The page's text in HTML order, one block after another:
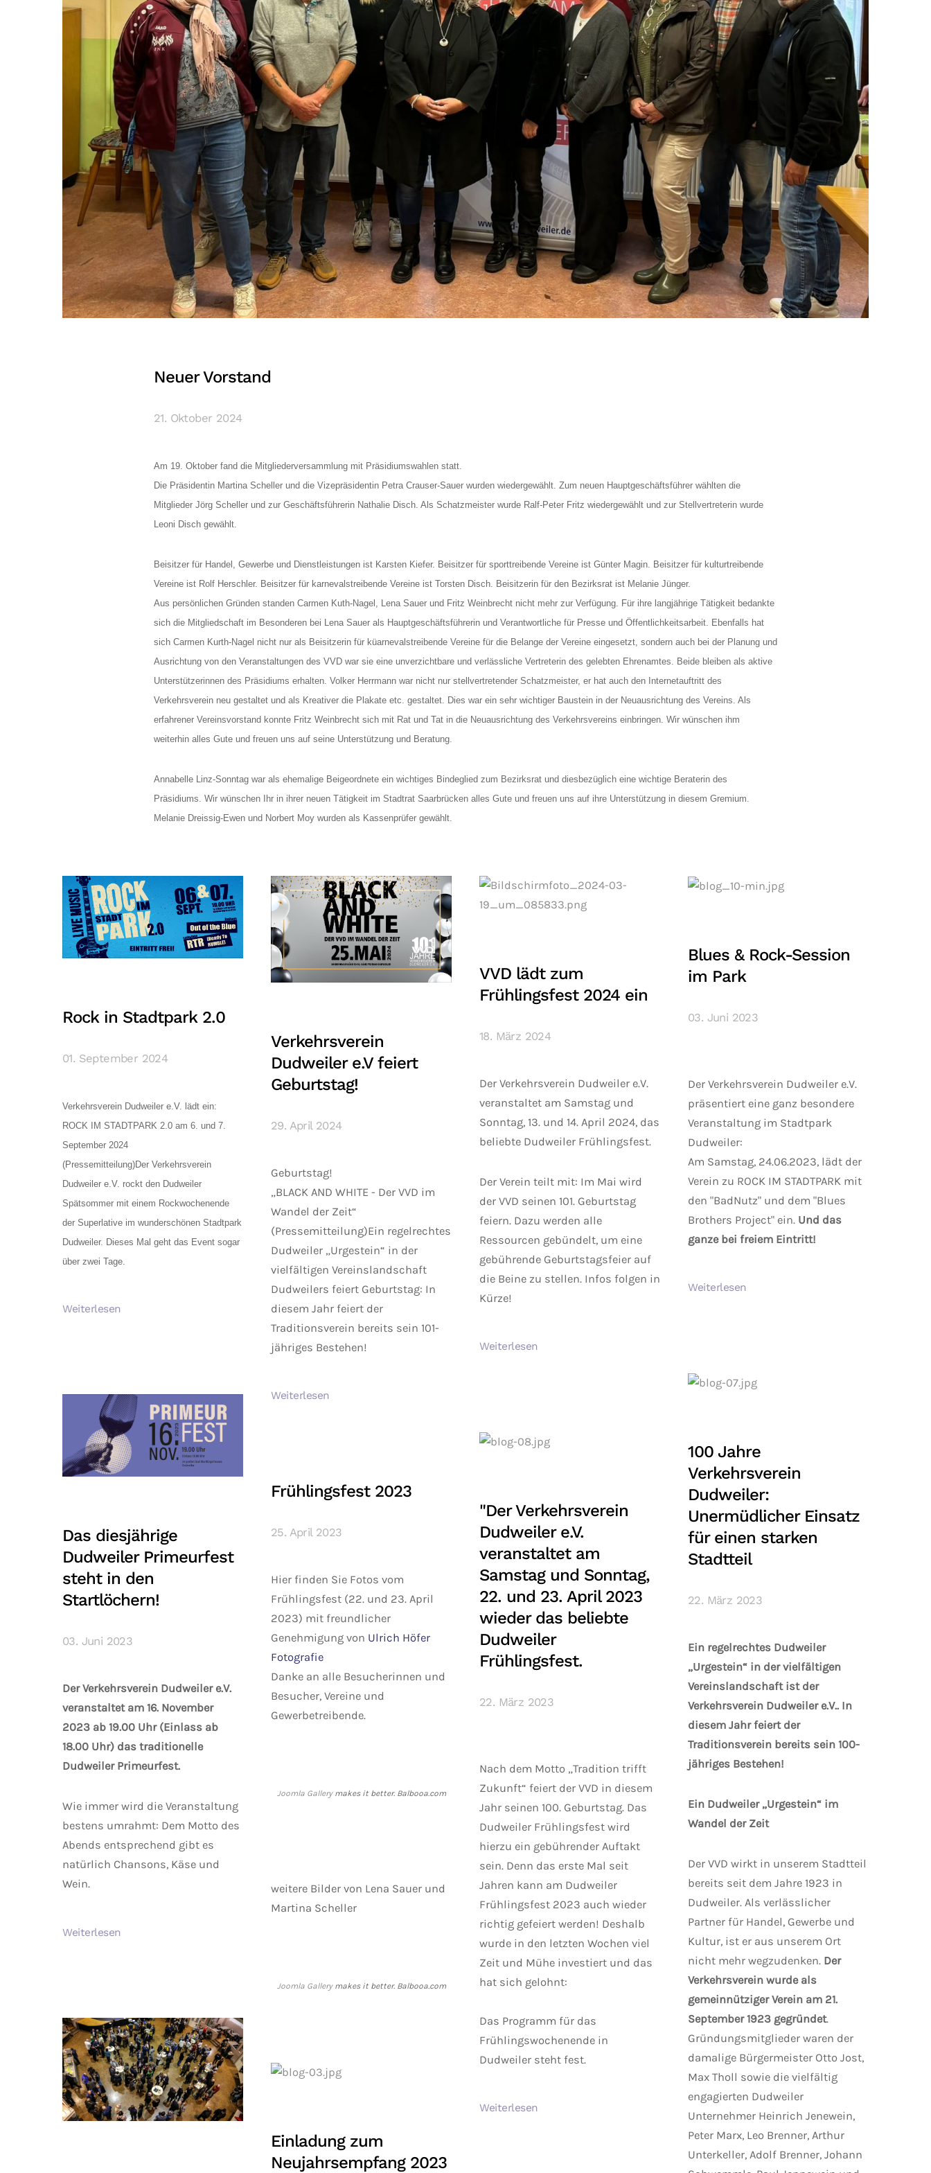
Neuer Vorstand
21. Oktober 2024
Am 19. Oktober fand die Mitgliederversammlung mit Präsidiumswahlen statt.
Die Präsidentin Martina Scheller und die Vizepräsidentin Petra Crauser-Sauer wurden wiedergewählt. Zum neuen Hauptgeschäftsführer wählten die
Mitglieder Jörg Scheller und zur Geschäftsführerin Nathalie Disch. Als Schatzmeister wurde Ralf-Peter Fritz wiedergewählt und zur Stellvertreterin wurde
Leoni Disch gewählt.
Beisitzer für Handel, Gewerbe und Dienstleistungen ist Karsten Kiefer. Beisitzer für sporttreibende Vereine ist Günter Magin. Beisitzer für kulturtreibende
Vereine ist Rolf Herschler. Beisitzer für karnevalstreibende Vereine ist Torsten Disch. Beisitzerin für den Bezirksrat ist Melanie Jünger.
Aus persönlichen Gründen standen Carmen Kuth-Nagel, Lena Sauer und Fritz Weinbrecht nicht mehr zur Verfügung. Für ihre langjährige Tätigkeit bedankte
sich die Mitgliedschaft im Besonderen bei Lena Sauer als Hauptgeschäftsführerin und Verantwortliche für Presse und Öffentlichkeitsarbeit. Ebenfalls hat
sich Carmen Kurth-Nagel nicht nur als Beisitzerin für küarnevalstreibende Vereine für die Belange der Vereine eingesetzt, sondern auch bei der Planung und
Ausrichtung von den Veranstaltungen des VVD war sie eine unverzichtbare und verlässliche Vertreterin des gelebten Ehrenamtes. Beide bleiben als aktive
Unterstützerinnen des Präsidiums erhalten. Volker Herrmann war nicht nur stellvertretender Schatzmeister, er hat auch den Internetauftritt des
Verkehrsverein neu gestaltet und als Kreativer die Plakate etc. gestaltet. Dies war ein sehr wichtiger Baustein in der Neuausrichtung des Vereins. Als
erfahrener Vereinsvorstand konnte Fritz Weinbrecht sich mit Rat und Tat in die Neuausrichtung des Verkehrsvereins einbringen. Wir wünschen ihm
weiterhin alles Gute und freuen uns auf seine Unterstützung und Beratung.
Annabelle Linz-Sonntag war als ehemalige Beigeordnete ein wichtiges Bindeglied zum Bezirksrat und diesbezüglich eine wichtige Beraterin des
Präsidiums. Wir wünschen Ihr in ihrer neuen Tätigkeit im Stadtrat Saarbrücken alles Gute und freuen uns auf ihre Unterstützung in diesem Gremium.
Melanie Dreissig-Ewen und Norbert Moy wurden als Kassenprüfer gewählt.
Rock in Stadtpark 2.0
01. September 2024
Verkehrsverein Dudweiler e.V. lädt ein:
ROCK IM STADTPARK 2.0 am 6. und 7.
September 2024
(Pressemitteilung)Der Verkehrsverein
Dudweiler e.V. rockt den Dudweiler
Spätsommer mit einem Rockwochenende
der Superlative im wunderschönen Stadtpark
Dudweiler. Dieses Mal geht das Event sogar
über zwei Tage.
Weiterlesen
Das diesjährige
Dudweiler Primeurfest
steht in den
Startlöchern!
03. Juni 2023
Der Verkehrsverein Dudweiler e.V.
veranstaltet am 16. November
2023 ab 19.00 Uhr (Einlass ab
18.00 Uhr) das traditionelle
Dudweiler Primeurfest.
Wie immer wird die Veranstaltung
bestens umrahmt: Dem Motto des
Abends entsprechend gibt es
natürlich Chansons, Käse und
Wein.
Weiterlesen
Verkehrsverein
Dudweiler e.V feiert
Geburtstag!
29. April 2024
Geburtstag!
„BLACK AND WHITE - Der VVD im
Wandel der Zeit“
(Pressemitteilung)Ein regelrechtes
Dudweiler „Urgestein“ in der
vielfältigen Vereinslandschaft
Dudweilers feiert Geburtstag: In
diesem Jahr feiert der
Traditionsverein bereits sein 101-
jähriges Bestehen!
Weiterlesen
Frühlingsfest 2023
25. April 2023
Hier finden Sie Fotos vom
Frühlingsfest (22. und 23. April
2023) mit freundlicher
Genehmigung von Ulrich Höfer
Fotografie
Danke an alle Besucherinnen und
Besucher, Vereine und
Gewerbetreibende.
Joomla Gallerymakes it better. Balbooa.com
weitere Bilder von Lena Sauer und
Martina Scheller
Joomla Gallerymakes it better. Balbooa.com
Einladung zum
Neujahrsempfang 2023
VVD lädt zum
Frühlingsfest 2024 ein
18. März 2024
Der Verkehrsverein Dudweiler e.V.
veranstaltet am Samstag und
Sonntag, 13. und 14. April 2024, das
beliebte Dudweiler Frühlingsfest.
Der Verein teilt mit: Im Mai wird
der VVD seinen 101. Geburtstag
feiern. Dazu werden alle
Ressourcen gebündelt, um eine
gebührende Geburtstagsfeier auf
die Beine zu stellen. Infos folgen in
Kürze!
Weiterlesen
"Der Verkehrsverein
Dudweiler e.V.
veranstaltet am
Samstag und Sonntag,
22. und 23. April 2023
wieder das beliebte
Dudweiler
Frühlingsfest.
22. März 2023
Nach dem Motto „Tradition trifft
Zukunft“ feiert der VVD in diesem
Jahr seinen 100. Geburtstag. Das
Dudweiler Frühlingsfest wird
hierzu ein gebührender Auftakt
sein. Denn das erste Mal seit
Jahren kann am Dudweiler
Frühlingsfest 2023 auch wieder
richtig gefeiert werden! Deshalb
wurde in den letzten Wochen viel
Zeit und Mühe investiert und das
hat sich gelohnt:
Das Programm für das
Frühlingswochenende in
Dudweiler steht fest.
Weiterlesen
Blues & Rock-Session
im Park
03. Juni 2023
Der Verkehrsverein Dudweiler e.V.
präsentiert eine ganz besondere
Veranstaltung im Stadtpark
Dudweiler:
Am Samstag, 24.06.2023, lädt der
Verein zu ROCK IM STADTPARK mit
den "BadNutz" und dem "Blues
Brothers Project" ein. Und das
ganze bei freiem Eintritt!
Weiterlesen
100 Jahre
Verkehrsverein
Dudweiler:
Unermüdlicher Einsatz
für einen starken
Stadtteil
22. März 2023
Ein regelrechtes Dudweiler
„Urgestein“ in der vielfältigen
Vereinslandschaft ist der
Verkehrsverein Dudweiler e.V.. In
diesem Jahr feiert der
Traditionsverein bereits sein 100-
jähriges Bestehen!
Ein Dudweiler „Urgestein“ im
Wandel der Zeit
Der VVD wirkt in unserem Stadtteil
bereits seit dem Jahre 1923 in
Dudweiler. Als verlässlicher
Partner für Handel, Gewerbe und
Kultur, ist er aus unserem Ort
nicht mehr wegzudenken. Der
Verkehrsverein wurde als
gemeinnütziger Verein am 21.
September 1923 gegründet.
Gründungsmitglieder waren der
damalige Bürgermeister Otto Jost,
Max Tholl sowie die vielfältig
engagierten Dudweiler
Unternehmer Heinrich Jenewein,
Peter Marx, Leo Brenner, Arthur
Unterkeller, Adolf Brenner, Johann